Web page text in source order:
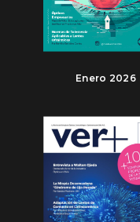
Enero 2026